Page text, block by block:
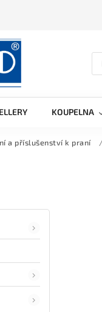
KOUPELNA
a příslušenství k praní /